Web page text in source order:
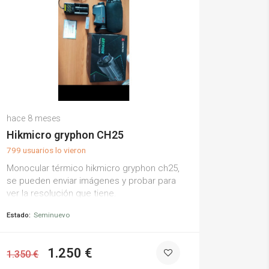
hace 8 meses
Hikmicro gryphon CH25
799 usuarios lo vieron
Monocular térmico hikmicro gryphon ch25,
se pueden enviar imágenes y probar para
ver la resolución que tiene.
Estado: Seminuevo
1.350 € 1.250 €